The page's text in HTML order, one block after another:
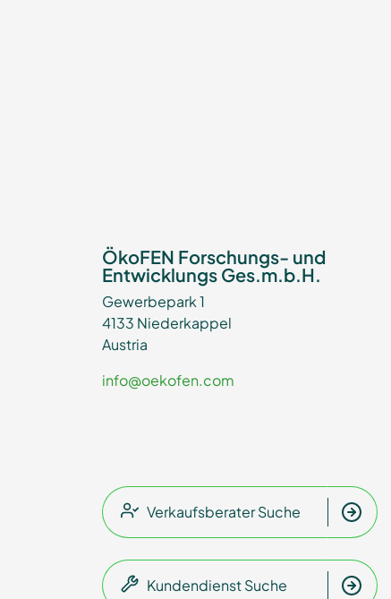
ÖkoFEN Forschungs- und
Entwicklungs Ges.m.b.H.
Gewerbepark 1
4133 Niederkappel
Austria
info@oekofen.com
Verkaufsberater Suche
Kundendienst Suche